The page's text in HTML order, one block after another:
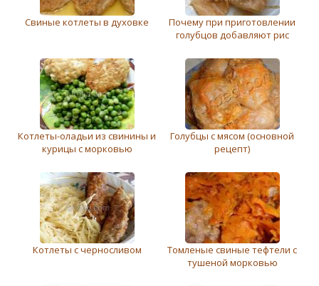
Свиные котлеты в духовке
Почему при приготовлении
голубцов добавляют рис
Котлеты-оладьи из свинины и
курицы с морковью
Голубцы с мясом (основной
рецепт)
Котлеты с черносливом
Томленые свиные тефтели с
тушеной морковью